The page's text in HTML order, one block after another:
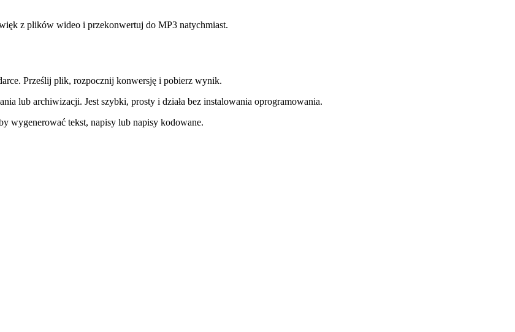
z plików wideo i przekonwertuj do MP3 natychmiast.
Prześlij plik, rozpocznij konwersję i pobierz wynik.
lub archiwizacji. Jest szybki, prosty i działa bez instalowania oprogramowania.
wygenerować tekst, napisy lub napisy kodowane.